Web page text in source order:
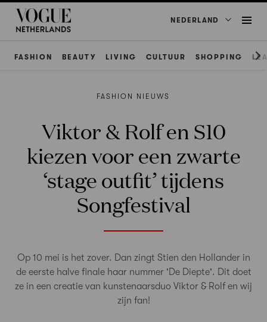
NEDERLAND
FASHION BEAUTY LIVING CULTUUR SHOPPING
FASHION NIEUWS
Viktor & Rolf en S10
kiezen voor een zwarte
‘stage outfit’ tijdens
Songfestival
Op 10 mei is het zover. Dan zingt Stien den Hollander in
de eerste halve finale haar nummer 'De Diepte'. Dit doet
ze in een creatie van kunstenaarsduo Viktor & Rolf en wij
zijn fan!